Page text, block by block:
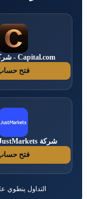
Capital.com - شركة كابيتال
فتح
شركة JustMarkets منذ 2012
فتح
التداول ينطوي